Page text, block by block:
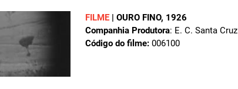
FILME | OURO FINO, 1926
Companhia Produtora: E. C. Santa Cruz
Código do filme: 006100